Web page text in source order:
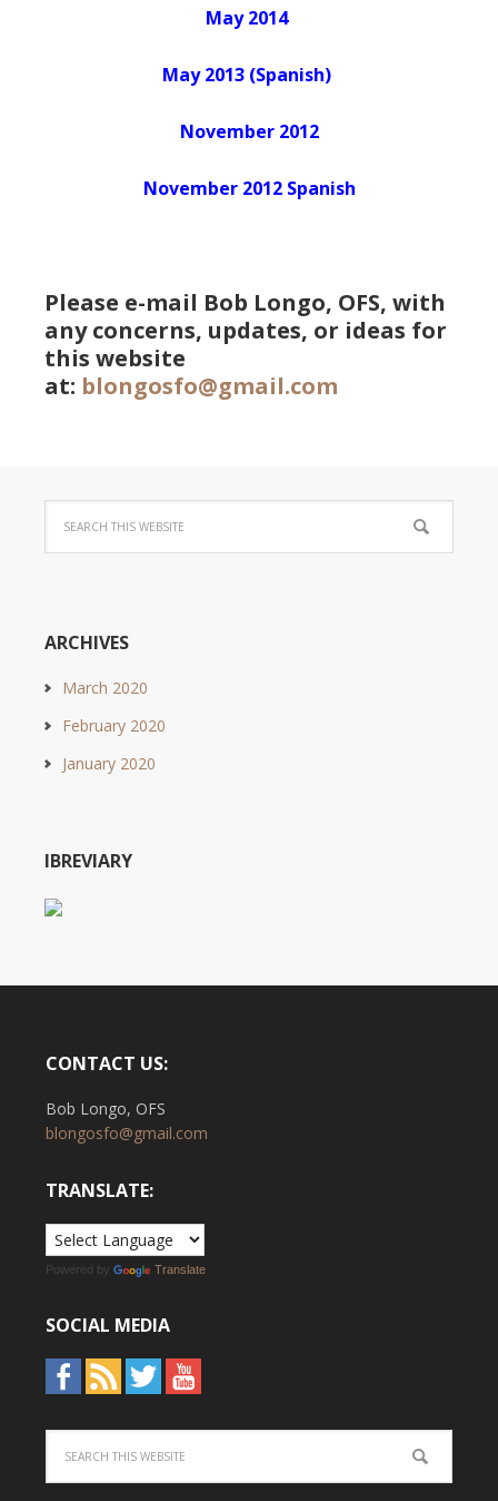
May 2014
May 2013 (Spanish)
November 2012
November 2012 Spanish
Please e-mail Bob Longo, OFS, with
any concerns, updates, or ideas for
this website
at: blongosfo@gmail.com
ARCHIVES
March 2020
February 2020
January 2020
IBREVIARY
CONTACT US:
Bob Longo, OFS
blongosfo@gmail.com
TRANSLATE:
Powered by Translate
SOCIAL MEDIA